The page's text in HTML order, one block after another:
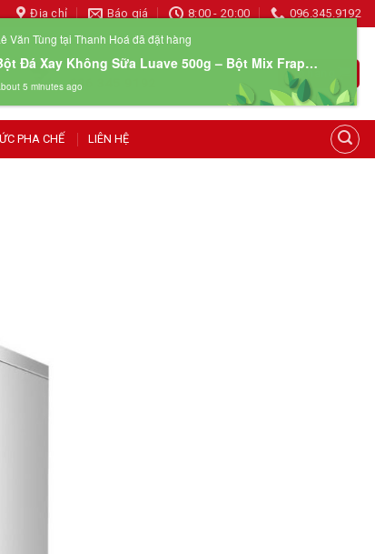
Địa chỉ Báo giá 8:00 - 20:00 096.345.9192
HOTLINE 24/7
096 345 9192
Giỏ hàng
PHA CHẾ LIÊN HỆ
Văn Tùng tại Thanh Hoá đã đặt hàng
Bột Đá Xay Không Sữa Luave 500g – Bột Mix Frappe Chuyên Dụng
5 minutes ago